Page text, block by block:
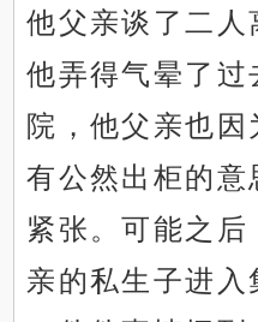
他父亲谈了二人
他弄得气晕了过
院，他父亲也
有公然出柜的意
紧张。可能之
亲的私生子进入